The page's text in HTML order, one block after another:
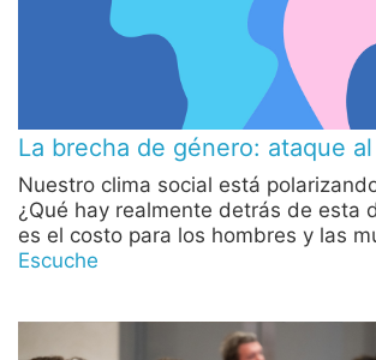
La brecha de género: ataque
Nuestro clima social está
¿Qué hay realmente detrás de esta
es el costo para los hombres y las
Escuche